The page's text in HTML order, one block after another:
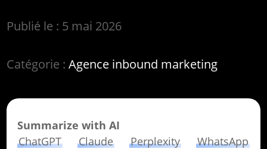
Publié le : 5 mai 2026
Catégorie :Agence inbound marketing
Summarize with AI
ChatGPT
Claude Perplexity
WhatsApp